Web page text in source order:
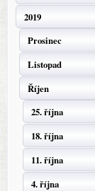
2019
Prosinec
Listopad
Říjen
25. října
18. října
11. října
4. října